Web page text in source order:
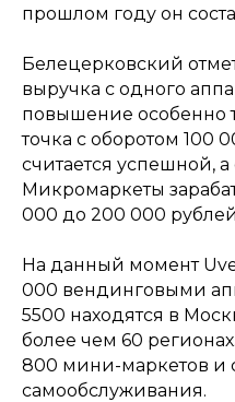
прошлом году он
Белецерковский
выручка с одного
повышение особенно
точка с оборотом 100
считается успешной,
Микромаркеты
000 до 200 000
На данный момент
000 вендинговыми
5500 находятся в
более чем 60
800 мини-маркетов и
самообслуживания.